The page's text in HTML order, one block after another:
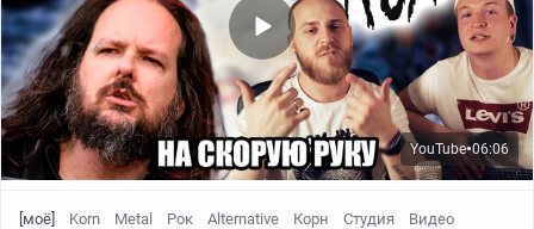
YouTube●06:06
[моё] Korn Metal Рок Alternative Корн Студия Видео